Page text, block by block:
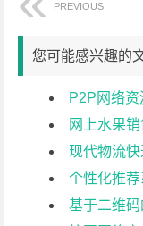
PREVIOUS
您可能感兴趣的
P2P网络
网上水果
现代物流
个性化推
基于二维码